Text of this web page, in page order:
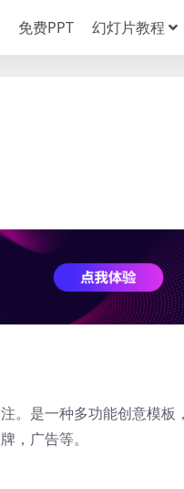
免费PPT 幻灯片教程
。是一种多功能创意模板，
，广告等。